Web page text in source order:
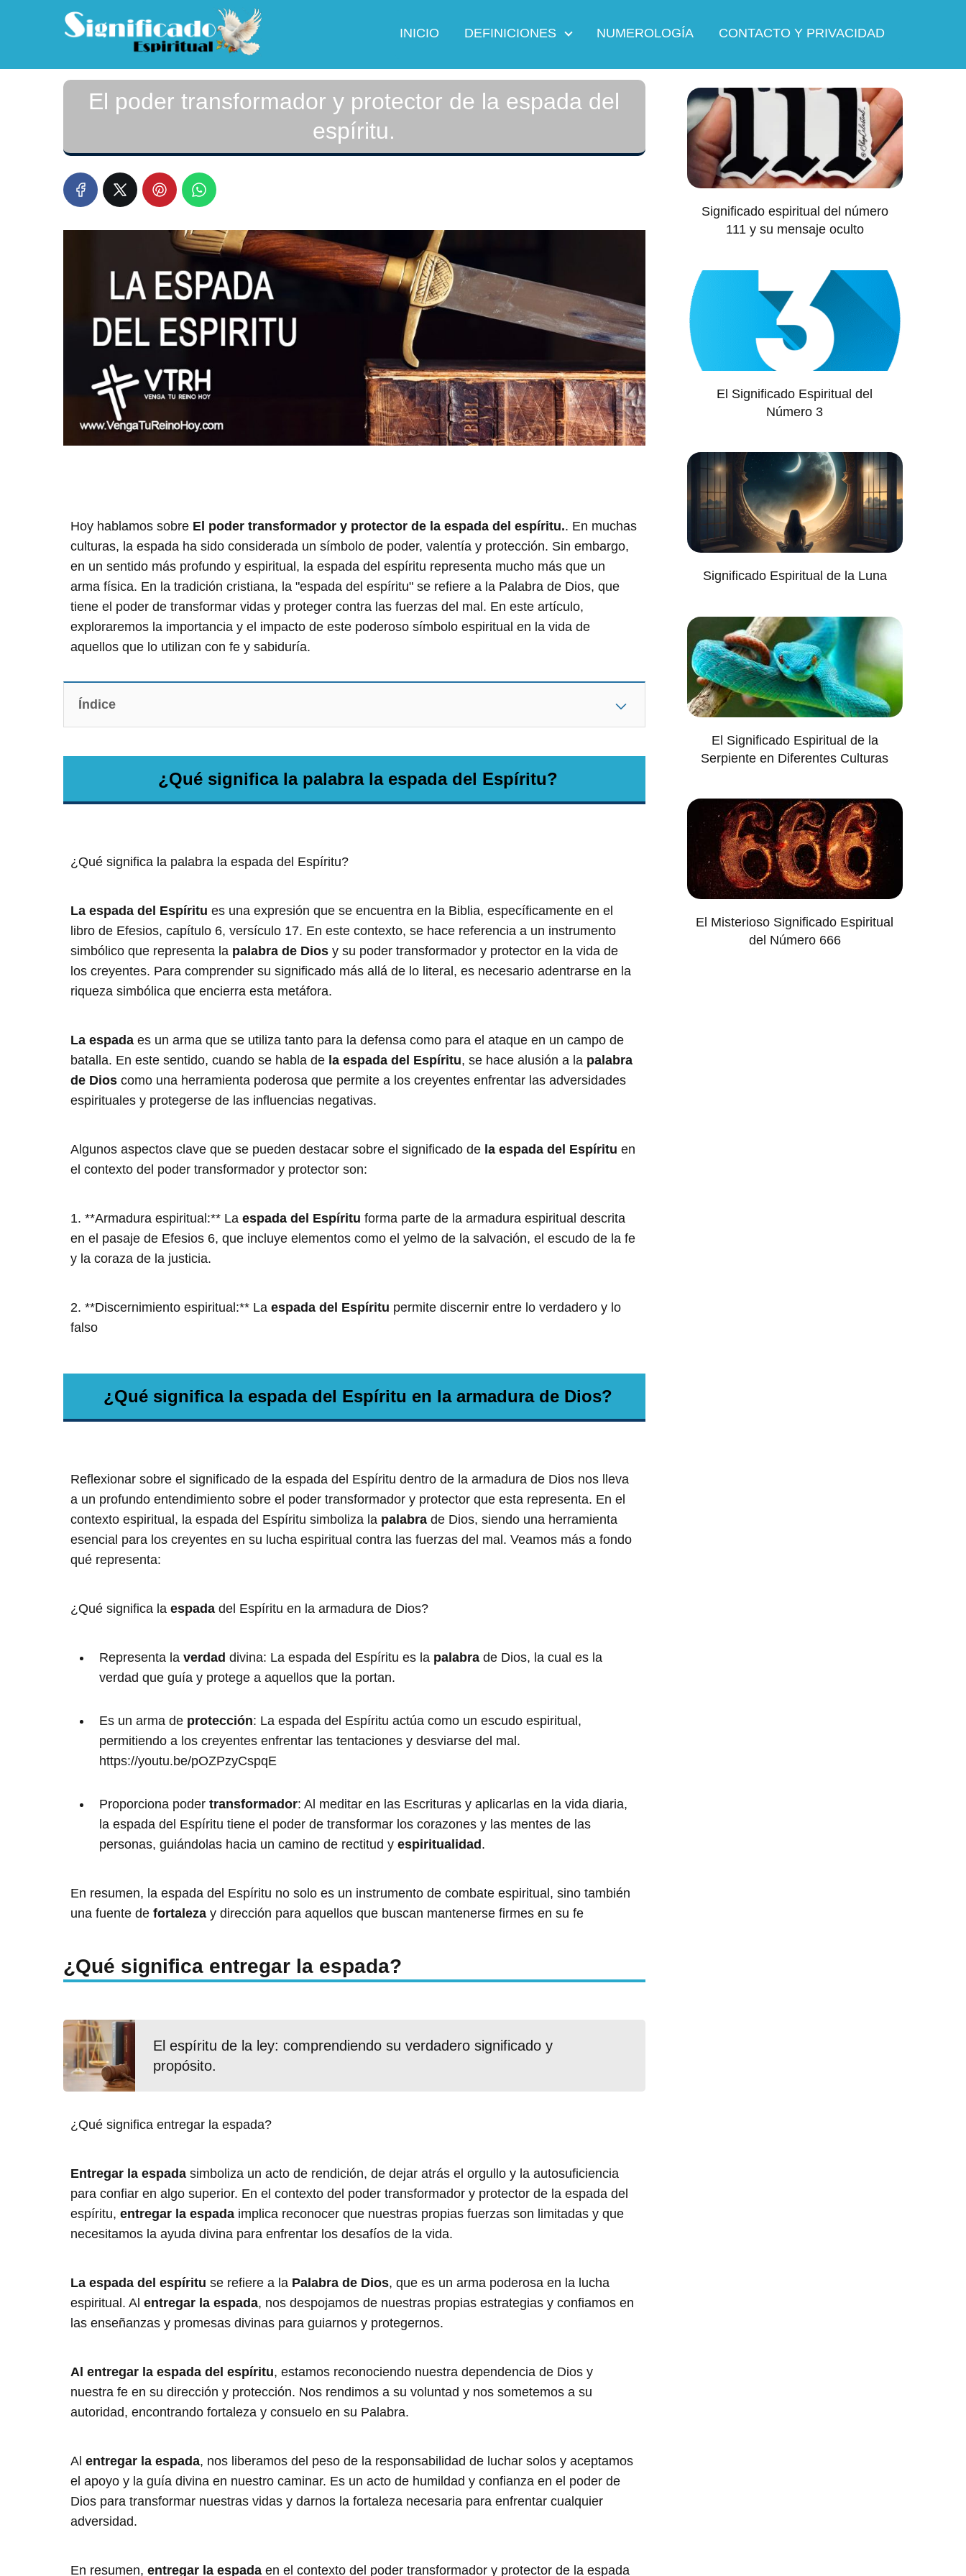
INICIO DEFINICIONES NUMEROLOGÍA CONTACTO Y PRIVACIDAD
El poder transformador y protector de la espada del
espíritu.
Hoy hablamos sobre El poder transformador y protector de la espada del espíritu.. En muchas
culturas, la espada ha sido considerada un símbolo de poder, valentía y protección. Sin embargo,
en un sentido más profundo y espiritual, la espada del espíritu representa mucho más que un
arma física. En la tradición cristiana, la "espada del espíritu" se refiere a la Palabra de Dios, que
tiene el poder de transformar vidas y proteger contra las fuerzas del mal. En este artículo,
exploraremos la importancia y el impacto de este poderoso símbolo espiritual en la vida de
aquellos que lo utilizan con fe y sabiduría.
Índice
¿Qué significa la palabra la espada del Espíritu?
¿Qué significa la palabra la espada del Espíritu?
La espada del Espíritu es una expresión que se encuentra en la Biblia, específicamente en el
libro de Efesios, capítulo 6, versículo 17. En este contexto, se hace referencia a un instrumento
simbólico que representa la palabra de Dios y su poder transformador y protector en la vida de
los creyentes. Para comprender su significado más allá de lo literal, es necesario adentrarse en la
riqueza simbólica que encierra esta metáfora.
La espada es un arma que se utiliza tanto para la defensa como para el ataque en un campo de
batalla. En este sentido, cuando se habla de la espada del Espíritu, se hace alusión a la palabra
de Dios como una herramienta poderosa que permite a los creyentes enfrentar las adversidades
espirituales y protegerse de las influencias negativas.
Algunos aspectos clave que se pueden destacar sobre el significado de la espada del Espíritu en
el contexto del poder transformador y protector son:
1. **Armadura espiritual:** La espada del Espíritu forma parte de la armadura espiritual descrita
en el pasaje de Efesios 6, que incluye elementos como el yelmo de la salvación, el escudo de la fe
y la coraza de la justicia.
2. **Discernimiento espiritual:** La espada del Espíritu permite discernir entre lo verdadero y lo
falso
¿Qué significa la espada del Espíritu en la armadura de Dios?
Reflexionar sobre el significado de la espada del Espíritu dentro de la armadura de Dios nos lleva
a un profundo entendimiento sobre el poder transformador y protector que esta representa. En el
contexto espiritual, la espada del Espíritu simboliza la palabra de Dios, siendo una herramienta
esencial para los creyentes en su lucha espiritual contra las fuerzas del mal. Veamos más a fondo
qué representa:
¿Qué significa la espada del Espíritu en la armadura de Dios?
Representa la verdad divina: La espada del Espíritu es la palabra de Dios, la cual es la
verdad que guía y protege a aquellos que la portan.
Es un arma de protección: La espada del Espíritu actúa como un escudo espiritual,
permitiendo a los creyentes enfrentar las tentaciones y desviarse del mal.
https://youtu.be/pOZPzyCspqE
Proporciona poder transformador: Al meditar en las Escrituras y aplicarlas en la vida diaria,
la espada del Espíritu tiene el poder de transformar los corazones y las mentes de las
personas, guiándolas hacia un camino de rectitud y espiritualidad .
En resumen, la espada del Espíritu no solo es un instrumento de combate espiritual, sino también
una fuente de fortaleza y dirección para aquellos que buscan mantenerse firmes en su fe
¿Qué significa entregar la espada?
El espíritu de la ley: comprendiendo su verdadero significado y
propósito.
¿Qué significa entregar la espada?
Entregar la espada simboliza un acto de rendición, de dejar atrás el orgullo y la autosuficiencia
para confiar en algo superior. En el contexto del poder transformador y protector de la espada del
espíritu, entregar la espada implica reconocer que nuestras propias fuerzas son limitadas y que
necesitamos la ayuda divina para enfrentar los desafíos de la vida.
La espada del espíritu se refiere a la Palabra de Dios, que es un arma poderosa en la lucha
espiritual. Al entregar la espada, nos despojamos de nuestras propias estrategias y confiamos en
las enseñanzas y promesas divinas para guiarnos y protegernos.
Al entregar la espada del espíritu, estamos reconociendo nuestra dependencia de Dios y
nuestra fe en su dirección y protección. Nos rendimos a su voluntad y nos sometemos a su
autoridad, encontrando fortaleza y consuelo en su Palabra.
Al entregar la espada, nos liberamos del peso de la responsabilidad de luchar solos y aceptamos
el apoyo y la guía divina en nuestro caminar. Es un acto de humildad y confianza en el poder de
Dios para transformar nuestras vidas y darnos la fortaleza necesaria para enfrentar cualquier
adversidad.
En resumen, entregar la espada en el contexto del poder transformador y protector de la espada
Significado espiritual del número
111 y su mensaje oculto
El Significado Espiritual del
Número 3
Significado Espiritual de la Luna
El Significado Espiritual de la
Serpiente en Diferentes Culturas
El Misterioso Significado Espiritual
del Número 666